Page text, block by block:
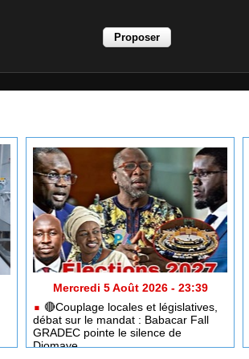
Mercredi 5 Août 2026 - 23:39
🔴Couplage locales et législatives,
débat sur le mandat : Babacar Fall
GRADEC pointe le silence de
Diomaye